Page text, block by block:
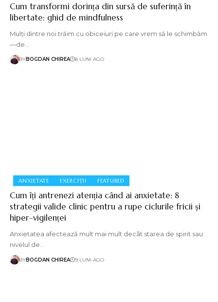
Cum transformi dorința din sursă de suferință în
libertate: ghid de mindfulness
Mulți dintre noi trăim cu obiceiuri pe care vrem să le schimbăm
—de…
BYBOGDAN CHIREA 8 LUNI AGO
ANXIETATE EXERCIȚII FEATURED
Cum îți antrenezi atenția când ai anxietate: 8
strategii valide clinic pentru a rupe ciclurile fricii și
hiper-vigilenței
Anxietatea afectează mult mai mult decât starea de spirit sau
nivelul de…
BYBOGDAN CHIREA 9 LUNI AGO